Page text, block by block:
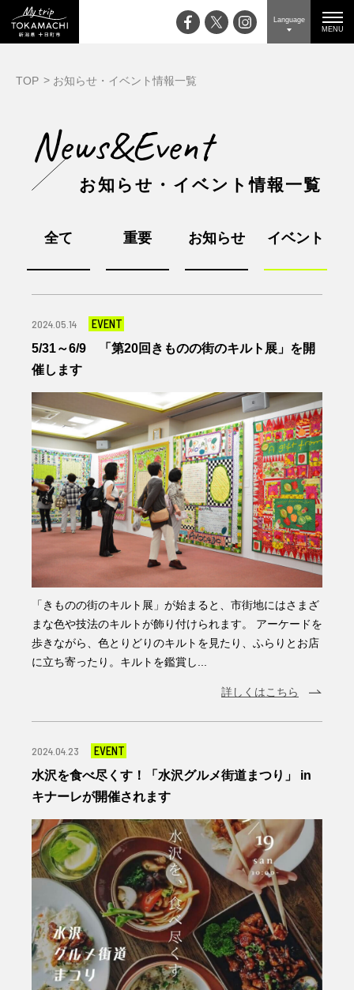
Language
MENU
TOP お知らせ・イベント情報一覧
News&Event
お知らせ・イベント情報一覧
全て 重要 お知らせ イベント
2024.05.14 EVENT
5/31～6/9 「第20回きものの街のキルト展」を開
催します
「きものの街のキルト展」が始まると、市街地にはさまざ
まな色や技法のキルトが飾り付けられます。 アーケードを
歩きながら、色とりどりのキルトを見たり、ふらりとお店
に立ち寄ったり。キルトを鑑賞し...
詳しくはこちら
2024.04.23 EVENT
水沢を食べ尽くす！「水沢グルメ街道まつり」 in
キナーレが開催されます